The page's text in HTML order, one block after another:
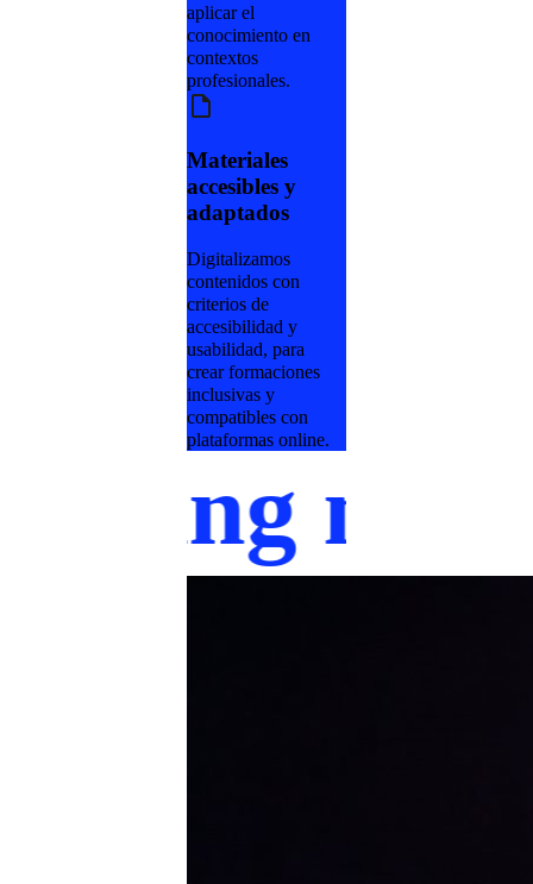
aplicar el
conocimiento en
contextos
profesionales.
Materiales
accesibles y
adaptados
Digitalizamos
contenidos con
criterios de
accesibilidad y
usabilidad, para
crear formaciones
inclusivas y
compatibles con
plataformas online.
for